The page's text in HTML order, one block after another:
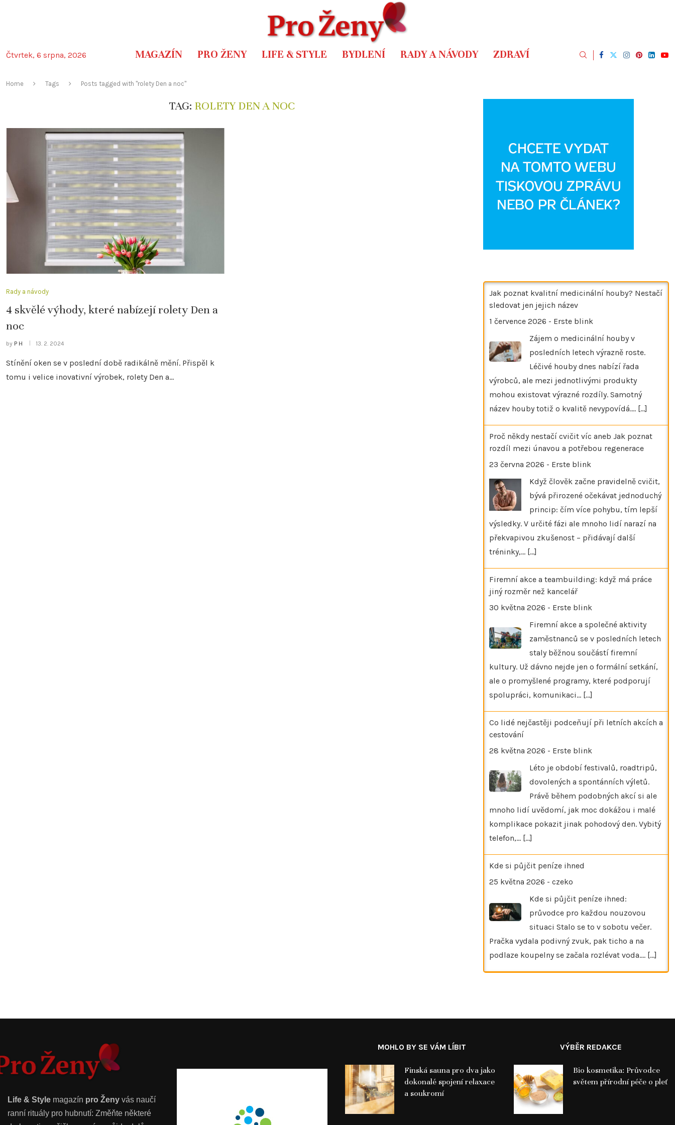
Čtvrtek, 6 srpna, 2026 MAGAZÍN PRO ŽENY LIFE & STYLE BYDLENÍ RADY A NÁVODY ZDRAVÍ
Home Tags Posts tagged with "rolety Den a noc"
TAG: ROLETY DEN A NOC
Rady a návody
4 skvělé výhody, které nabízejí rolety Den a
noc
by P H 13. 2. 2024
Stínění oken se v poslední době radikálně mění. Přispěl k
tomu i velice inovativní výrobek, rolety Den a…
Jak poznat kvalitní medicinální houby? Nestačí
sledovat jen jejich název
1 července 2026 - Erste blink
Zájem o medicinální houby v
posledních letech výrazně roste.
Léčivé houby dnes nabízí řada
výrobců, ale mezi jednotlivými produkty
mohou existovat výrazné rozdíly. Samotný
název houby totiž o kvalitě nevypovídá.… [...]
Proč někdy nestačí cvičit víc aneb Jak poznat
rozdíl mezi únavou a potřebou regenerace
23 června 2026 - Erste blink
Když člověk začne pravidelně cvičit,
bývá přirozené očekávat jednoduchý
princip: čím více pohybu, tím lepší
výsledky. V určité fázi ale mnoho lidí narazí na
překvapivou zkušenost – přidávají další
tréninky,… [...]
Firemní akce a teambuilding: když má práce
jiný rozměr než kancelář
30 května 2026 - Erste blink
Firemní akce a společné aktivity
zaměstnanců se v posledních letech
staly běžnou součástí firemní
kultury. Už dávno nejde jen o formální setkání,
ale o promyšlené programy, které podporují
spolupráci, komunikaci… [...]
Co lidé nejčastěji podceňují při letních akcích a
cestování
28 května 2026 - Erste blink
Léto je období festivalů, roadtripů,
dovolených a spontánních výletů.
Právě během podobných akcí si ale
mnoho lidí uvědomí, jak moc dokážou i malé
komplikace pokazit jinak pohodový den. Vybitý
telefon,… [...]
Kde si půjčit peníze ihned
25 května 2026 - czeko
Kde si půjčit peníze ihned:
průvodce pro každou nouzovou
situaci Stalo se to v sobotu večer.
Pračka vydala podivný zvuk, pak ticho a na
podlaze koupelny se začala rozlévat voda.… [...]
Life & Style magazín pro Ženy vás naučí
ranní rituály pro hubnutí: Změňte některé
MOHLO BY SE VÁM LÍBIT
Finská sauna pro dva jako
dokonalé spojení relaxace
a soukromí
VÝBĚR REDAKCE
Bio kosmetika: Průvodce
světem přírodní péče o pleť